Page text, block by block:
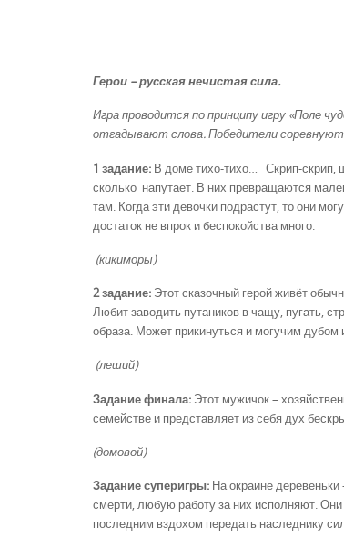
Герои – русская нечистая сила.
Игра проводится по принципу игру «Поле
отгадывают слова. Победители
1 задание: В доме тихо-тихо… Скрип-скрип,
сколько напутает. В них превращаются
там. Когда эти девочки подрастут, то они
достаток не впрок и беспокойства много.
(кикиморы)
2 задание: Этот сказочный герой живёт
Любит заводить путаников в чащу, пугать,
образа. Может прикинуться и могучим
(леший)
Задание финала: Этот мужичок –
семействе и представляет из себя дух
(домовой)
Задание суперигры: На окраине
смерти, любую работу за них исполняют.
последним вздохом передать наследнику